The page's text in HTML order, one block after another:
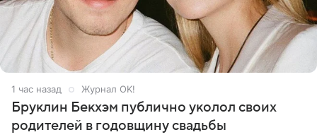
1 час назад Журнал OK!
Бруклин Бекхэм публично уколол своих
родителей в годовщину свадьбы